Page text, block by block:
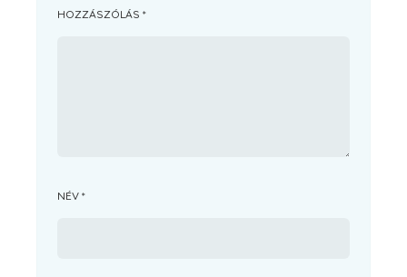
HOZZÁSZÓLÁS*
NÉV*